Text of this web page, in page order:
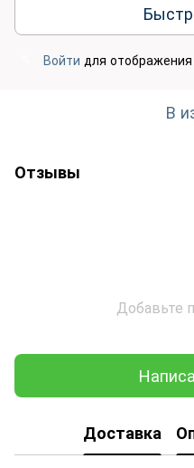
Войти для
В
Отзывы
Добавьте
Доставка